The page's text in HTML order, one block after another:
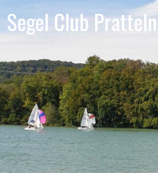
Segel Club Pratteln